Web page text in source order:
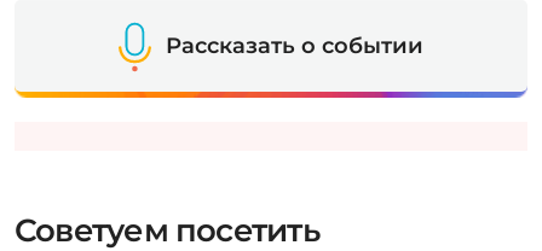
Рассказать о событии
Советуем посетить